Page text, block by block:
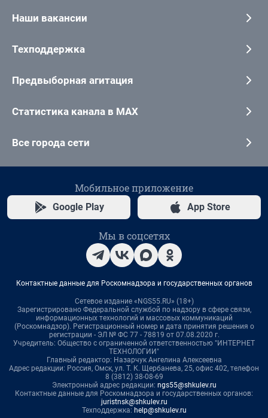
Наши вакансии
Техподдержка
Предвыборная агитация
Статистика канала в MAX
Все города сети
Мобильное приложение
Google Play App Store
Мы в соцсетях
Контактные данные для Роскомнадзора и государственных органов
Сетевое издание «NGS55.RU» (18+)
Зарегистрировано Федеральной службой по надзору в сфере связи,
информационных технологий и массовых коммуникаций
(Роскомнадзор). Регистрационный номер и дата принятия решения о
регистрации - ЭЛ № ФС 77 - 78819 от 07.08.2020 г.
Учредитель: Общество с ограниченной ответственностью "ИНТЕРНЕТ
ТЕХНОЛОГИИ"
Главный редактор: Назарчук Ангелина Алексеевна
Адрес редакции: Россия, Омск, ул. Т. К. Щербанева, 25, офис 402, телефон
8 (3812) 38-08-69
Электронный адрес редакции: ngs55@shkulev.ru
Контактные данные для Роскомнадзора и государственных органов:
juristnsk@shkulev.ru
Техподдержка: help@shkulev.ru